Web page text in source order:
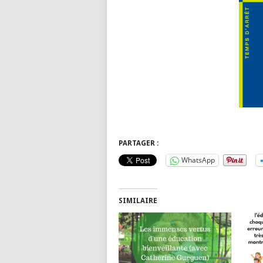
PARTAGER :
WhatsApp
SIMILAIRE